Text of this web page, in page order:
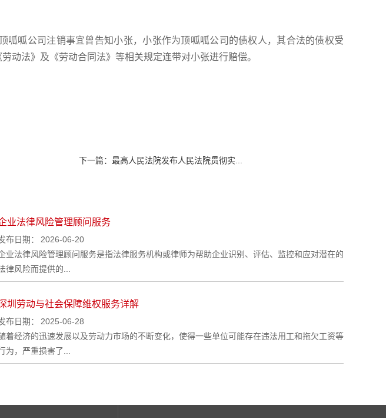
呱呱公司注销事宜曾告知小张，小张作为顶呱呱公司的债权人，其合法的债权受
动法》及《劳动合同法》等相关规定连带对小张进行赔偿。
下一篇： 最高人民法院发布人民法院贯彻实...
业法律风险管理顾问服务
布日期：
2026-06-20
业法律风险管理顾问服务是指法律服务机构或律师为帮助企业识别、评估、监控和应对潜在的
律风险而提供的...
圳劳动与社会保障维权服务详解
布日期：
2025-06-28
着经济的迅速发展以及劳动力市场的不断变化，使得一些单位可能存在违法用工和拖欠工资等
为，严重损害了...